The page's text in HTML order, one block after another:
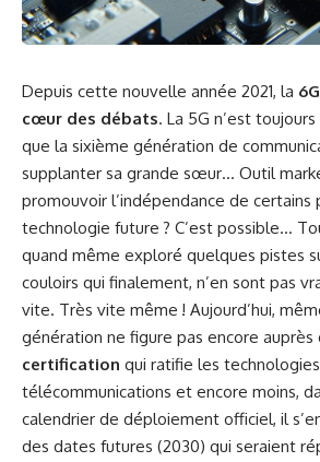
Depuis cette nouvelle année 2021, la
cœur des débats. La 5G n’est
que la sixième génération de
supplanter sa grande sœur… Outil
promouvoir l’indépendance de certains
technologie future ? C’est possible…
quand même exploré quelques pistes
couloirs qui finalement, n’en sont pas
vite. Très vite même ! Aujourd’hui,
génération ne figure pas encore auprès
certification qui ratifie les
télécommunications et encore moins,
calendrier de déploiement officiel, il
des dates futures (2030) qui seraient